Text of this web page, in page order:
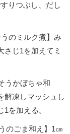
りつぶし、だし
のミルク煮】み
さじ1を加えてミ
うかぼちゃ和
解凍しマッシュし
を加える。
のごま和え】1㎝